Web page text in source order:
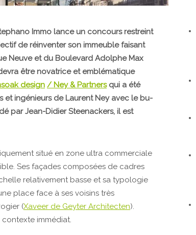
Immo lance un concours restreint
de réinventer son immeuble faisant
Neuve et du Boulevard Adolphe Max
être novatrice et emblématique
design / Ney & Partnersqui a été
et ingénieurs de Laurent Ney avec le bu­
par Jean-Didier Steenackers, il est
situé en zone ultra commerciale
Ses fa­çades composées de cadres
relativement basse et sa typologie
place face à ses voisins très
(Xaveer de Geyter Architecten).
immédiat.